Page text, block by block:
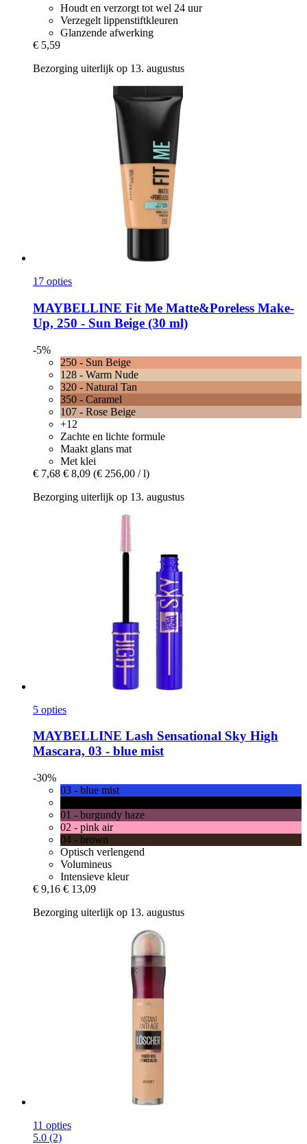
Houdt en verzorgt tot wel 24 uur
Verzegelt lippenstiftkleuren
Glanzende afwerking
€ 5,59
Bezorging uiterlijk op 13. augustus
17 opties
MAYBELLINE Fit Me Matte&Poreless Make-​
Up, 250 -​ Sun Beige (30 ml)
-5%
250 - Sun Beige
128 - Warm Nude
320 - Natural Tan
350 - Caramel
107 - Rose Beige
+12
Zachte en lichte formule
Maakt glans mat
Met klei
€ 7,68 € 8,09 (€ 256,00 / l)
Bezorging uiterlijk op 13. augustus
5 opties
MAYBELLINE Lash Sensational Sky High
Mascara, 03 -​ blue mist
-30%
03 - blue mist
01 - burgundy haze
02 - pink air
04 - brown
Optisch verlengend
Volumineus
Intensieve kleur
€ 9,16 € 13,09
Bezorging uiterlijk op 13. augustus
11 opties
5.0 (2)